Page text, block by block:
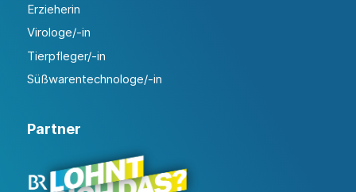
Erzieherin
Virologe/-in
Tierpfleger/-in
Süßwarentechnologe/-in
Partner